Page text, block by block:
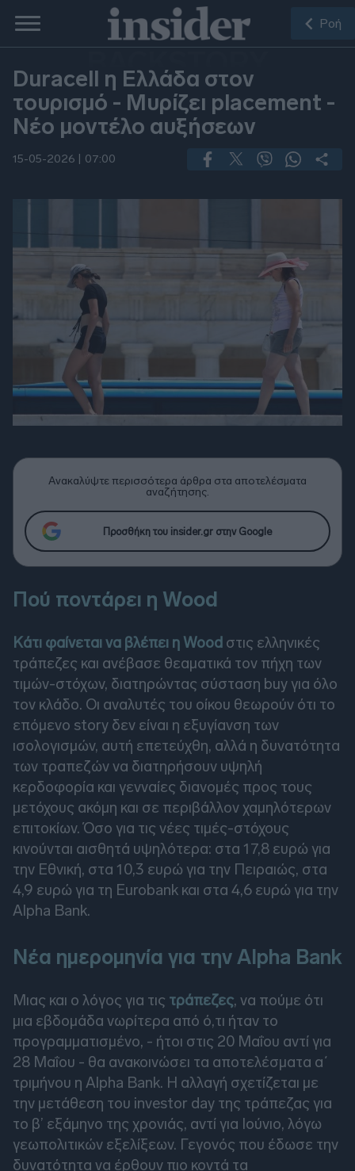
Ροή
BACKSTORY
Duracell η Ελλάδα στον
τουρισμό - Μυρίζει placement -
Νέο μοντέλο αυξήσεων
15-05-2026 | 07:00
Ανακαλύψτε περισσότερα άρθρα στα αποτελέσματα
αναζήτησης.
Προσθήκη του insider.gr στην Google
Πού ποντάρει η Wood
Κάτι φαίνεται να βλέπει η Wood στις ελληνικές
τράπεζες και ανέβασε θεαματικά τον πήχη των
τιμών-στόχων, διατηρώντας σύσταση buy για όλο
τον κλάδο. Οι αναλυτές του οίκου θεωρούν ότι το
επόμενο story δεν είναι η εξυγίανση των
ισολογισμών, αυτή επετεύχθη, αλλά η δυνατότητα
των τραπεζών να διατηρήσουν υψηλή
κερδοφορία και γενναίες διανομές προς τους
μετόχους ακόμη και σε περιβάλλον χαμηλότερων
επιτοκίων. Όσο για τις νέες τιμές-στόχους
κινούνται αισθητά υψηλότερα: στα 17,8 ευρώ για
την Εθνική, στα 10,3 ευρώ για την Πειραιώς, στα
4,9 ευρώ για τη Eurobank και στα 4,6 ευρώ για την
Alpha Bank.
Νέα ημερομηνία για την Alpha Bank
Μιας και ο λόγος για τις τράπεζες, να πούμε ότι
μια εβδομάδα νωρίτερα από ό,τι ήταν το
προγραμματισμένο, - ήτοι στις 20 Μαΐου αντί για
28 Μαΐου - θα ανακοινώσει τα αποτελέσματα α΄
τριμήνου η Alpha Bank. Η αλλαγή σχετίζεται με
την μετάθεση του investor day της τράπεζας για
το β’ εξάμηνο της χρονιάς, αντί για Ιούνιο, λόγω
γεωπολιτικών εξελίξεων. Γεγονός που έδωσε την
δυνατότητα να έρθουν πιο κοντά τα